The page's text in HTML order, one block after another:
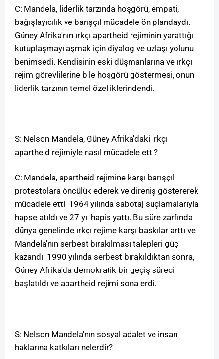
C: Mandela, liderlik tarzında hoşgörü, empati,
bağışlayıcılık ve barışçıl mücadele ön plandaydı.
Güney Afrika'nın ırkçı apartheid rejiminin yarattığı
kutuplaşmayı aşmak için diyalog ve uzlaşı yolunu
benimsedi. Kendisinin eski düşmanlarına ve ırkçı
rejim görevlilerine bile hoşgörü göstermesi, onun
liderlik tarzının temel özelliklerindendi.
S: Nelson Mandela, Güney Afrika'daki ırkçı
apartheid rejimiyle nasıl mücadele etti?
C: Mandela, apartheid rejimine karşı barışçıl
protestolara öncülük ederek ve direniş göstererek
mücadele etti. 1964 yılında sabotaj suçlamalarıyla
hapse atıldı ve 27 yıl hapis yattı. Bu süre zarfında
dünya genelinde ırkçı rejime karşı baskılar arttı ve
Mandela'nın serbest bırakılması talepleri güç
kazandı. 1990 yılında serbest bırakıldıktan sonra,
Güney Afrika'da demokratik bir geçiş süreci
başlatıldı ve apartheid rejimi sona erdi.
S: Nelson Mandela'nın sosyal adalet ve insan
haklarına katkıları nelerdir?